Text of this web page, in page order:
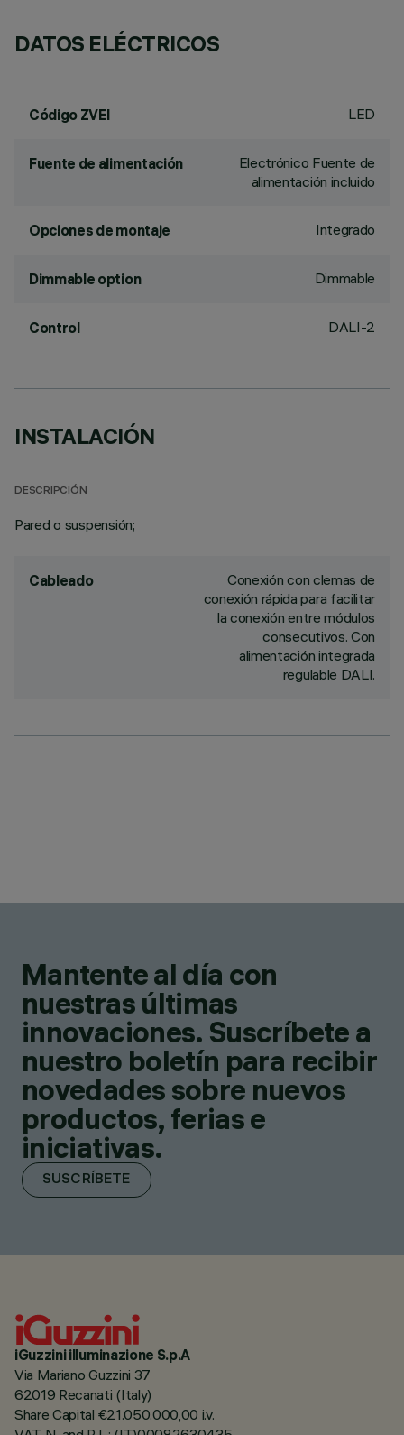
DATOS ELÉCTRICOS
Código ZVEI LED
Fuente de alimentación
Electrónico Fuente de
alimentación incluido
Opciones de montaje Integrado
Dimmable option Dimmable
Control DALI-2
INSTALACIÓN
DESCRIPCIÓN
Pared o suspensión;
Cableado
Conexión con clemas de
conexión rápida para facilitar
la conexión entre módulos
consecutivos. Con
alimentación integrada
regulable DALI.
Mantente al día con
nuestras últimas
innovaciones. Suscríbete a
nuestro boletín para recibir
novedades sobre nuevos
productos, ferias e
iniciativas.
SUSCRÍBETE
iGuzzini illuminazione S.p.A
Via Mariano Guzzini 37
62019 Recanati (Italy)
Share Capital €21.050.000,00 i.v.